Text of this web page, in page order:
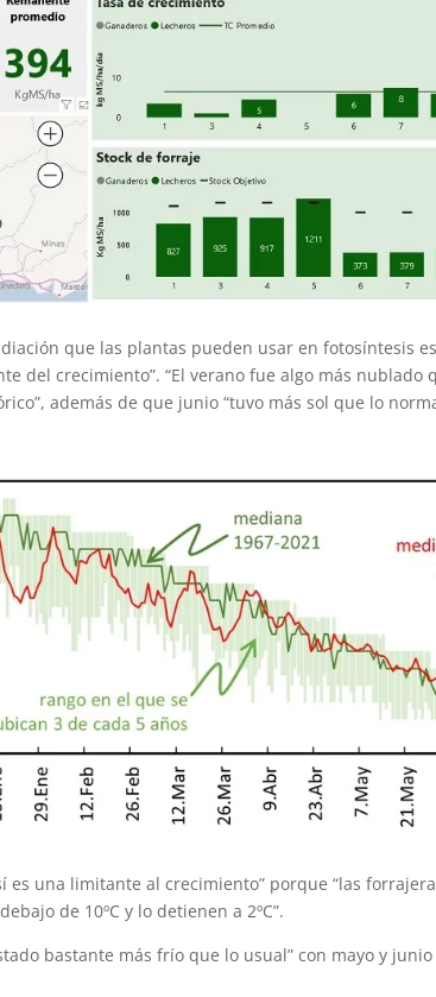
que las plantas pueden usar en fotosíntesis
del crecimiento”. “El verano fue algo más nublado
además de que junio “tuvo más sol que lo
es una limitante al crecimiento” porque “las
de 10ºC y lo detienen a 2ºC”.
bastante más frío que lo usual” con mayo y